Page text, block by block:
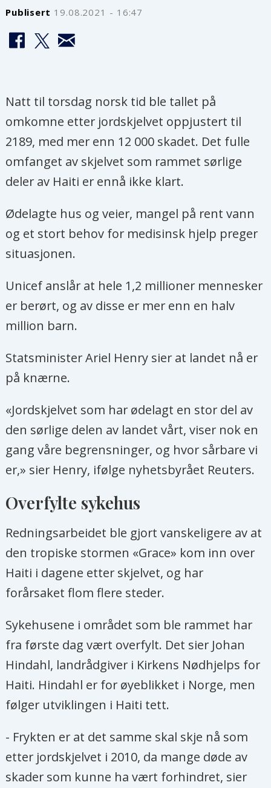
Publisert 19.08.2021 - 16:47
Natt til torsdag norsk tid ble tallet på
omkomne etter jordskjelvet oppjustert til
2189, med mer enn 12 000 skadet. Det fulle
omfanget av skjelvet som rammet sørlige
deler av Haiti er ennå ikke klart.
Ødelagte hus og veier, mangel på rent vann
og et stort behov for medisinsk hjelp preger
situasjonen.
Unicef anslår at hele 1,2 millioner mennesker
er berørt, og av disse er mer enn en halv
million barn.
Statsminister Ariel Henry sier at landet nå er
på knærne.
«Jordskjelvet som har ødelagt en stor del av
den sørlige delen av landet vårt, viser nok en
gang våre begrensninger, og hvor sårbare vi
er,» sier Henry, ifølge nyhetsbyrået Reuters.
Overfylte sykehus
Redningsarbeidet ble gjort vanskeligere av at
den tropiske stormen «Grace» kom inn over
Haiti i dagene etter skjelvet, og har
forårsaket flom flere steder.
Sykehusene i området som ble rammet har
fra første dag vært overfylt. Det sier Johan
Hindahl, landrådgiver i Kirkens Nødhjelps for
Haiti. Hindahl er for øyeblikket i Norge, men
følger utviklingen i Haiti tett.
- Frykten er at det samme skal skje nå som
etter jordskjelvet i 2010, da mange døde av
skader som kunne ha vært forhindret, sier